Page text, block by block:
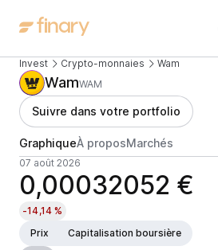
Invest Crypto-monnaies Wam
WamWAM
Suivre dans votre portfolio
GraphiqueÀ proposMarchés
07 août 2026
0,00032052 €
-14,14 %
Prix
Capitalisation boursière